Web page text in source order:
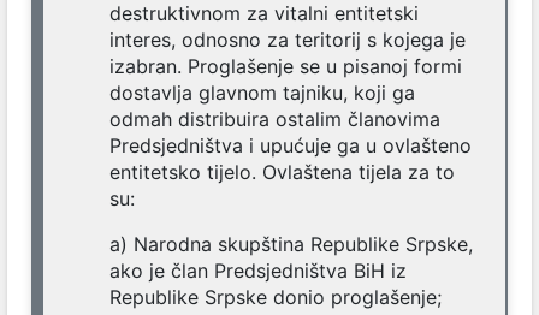
destruktivnom za vitalni entitetski
interes, odnosno za teritorij s kojega je
izabran. Proglašenje se u pisanoj formi
dostavlja glavnom tajniku, koji ga
odmah distribuira ostalim članovima
Predsjedništva i upućuje ga u ovlašteno
entitetsko tijelo. Ovlaštena tijela za to
su:
a) Narodna skupština Republike Srpske,
ako je član Predsjedništva BiH iz
Republike Srpske donio proglašenje;